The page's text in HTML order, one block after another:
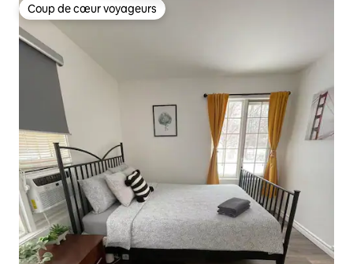
Coup de cœur voyageurs
Coup de cœur voyageurs